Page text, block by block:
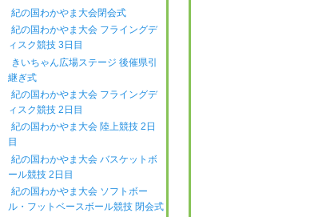
紀の国わかやま大会閉会式
紀の国わかやま大会 フライングデ
ィスク競技 3日目
きいちゃん広場ステージ 後催県引
継ぎ式
紀の国わかやま大会 フライングデ
ィスク競技 2日目
紀の国わかやま大会 陸上競技 2日
目
紀の国わかやま大会 バスケットボ
ール競技 2日目
紀の国わかやま大会 ソフトボー
ル・フットベースボール競技 閉会式